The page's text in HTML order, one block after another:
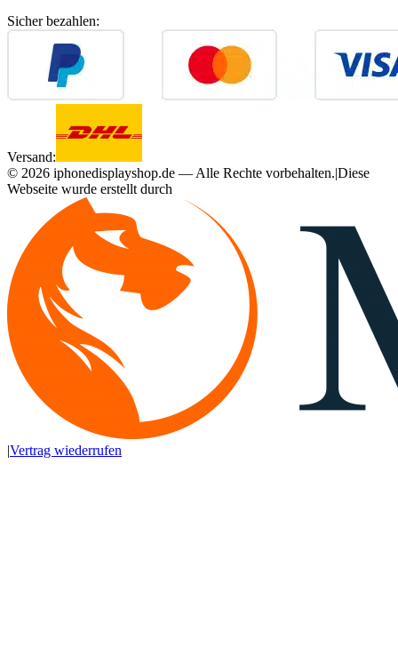
Sicher bezahlen:
Versand:
© 2026 iphonedisplayshop.de — Alle Rechte vorbehalten.|Diese
Webseite wurde erstellt durch
|Vertrag wiederrufen